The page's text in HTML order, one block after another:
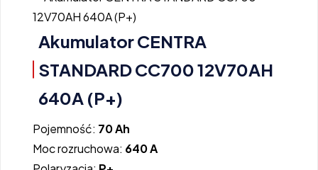
Akumulator CENTRA
STANDARD CC700 12V70AH
640A (P+)
Pojemność: 70 Ah
Moc rozruchowa: 640 A